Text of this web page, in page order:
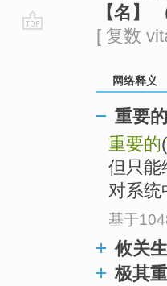
【名】
[ 复数
网络释义
重要的
重要的(
但只能
对系统
基于
攸关
极其